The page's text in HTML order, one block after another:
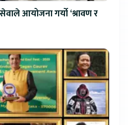
आयोजना गर्यो ‘श्रावण र